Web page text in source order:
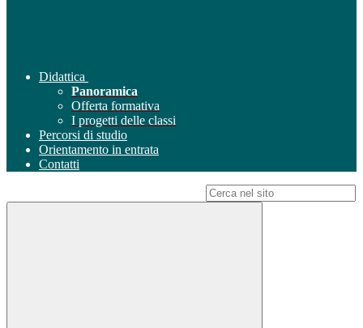
Didattica
Panoramica
Offerta formativa
I progetti delle classi
Percorsi di studio
Orientamento in entrata
Contatti